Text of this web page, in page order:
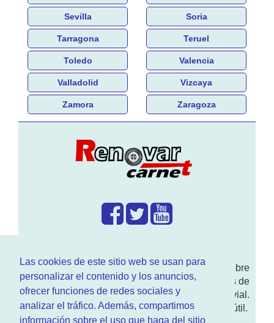
Las cookies de este sitio web se usan para
personalizar el contenido y los anuncios,
ofrecer funciones de redes sociales y
analizar el tráfico. Además, compartimos
información sobre el uso que haga del sitio
Sevilla Soria
Tarragona Teruel
Toledo Valencia
Valladolid Vizcaya
Zamora Zaragoza
Enwww.RenovarCarnet.comTe contamos sobre
larenovación del permisode conducir, noticias de
actualidad motor y sobre todo seguridad vial.
Ademas tenemos todo tipo de información DGT útil.